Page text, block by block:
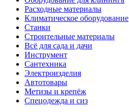
Расходные материалы
Климатическое оборудование
Станки
Строительные материалы
Всё для сада и дачи
Инструмент
Сантехника
Электроизделия
Автотовары
Метизы и крепёж
Спецодежда и сиз